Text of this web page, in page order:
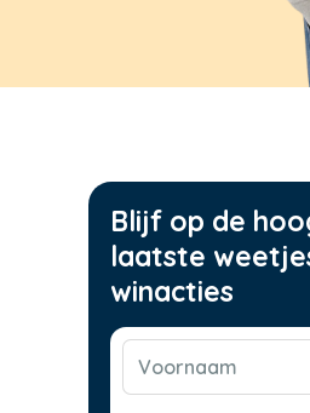
Blijf op de
laatste
winacties
Voornaam